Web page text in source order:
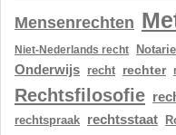
Mensenrechten
Niet-Nederlands recht
Onderwijs recht rechter
Rechtsfilosofie
rechtspraak rechtsstaat